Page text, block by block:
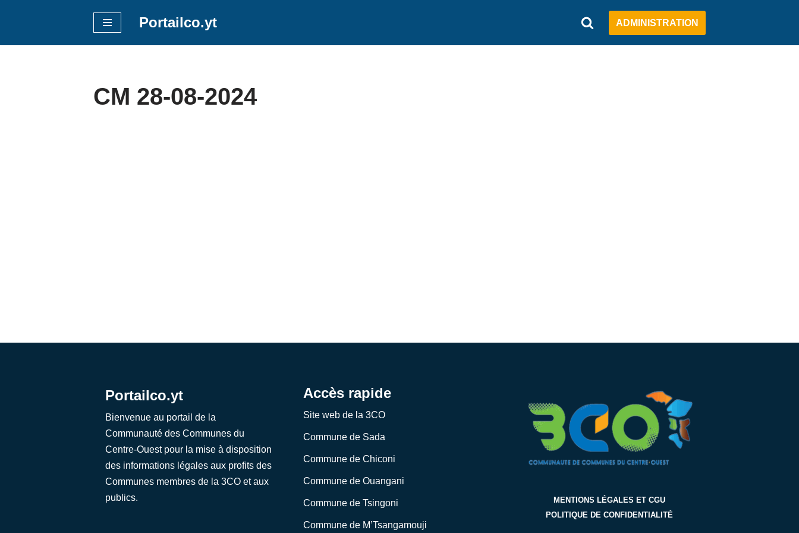
Portailco.yt ADMINISTRATION
CM 28-08-2024
Portailco.yt
Bienvenue au portail de la
Communauté des Communes du
Centre-Ouest pour la mise à disposition
des informations légales aux profits des
Communes membres de la 3CO et aux
publics.
Accès rapide
Site web de la 3CO
Commune de Sada
Commune de Chiconi
Commune de Ouangani
Commune de Tsingoni
Commune de M’Tsangamouji
MENTIONS LÉGALES ET CGU
POLITIQUE DE CONFIDENTIALITÉ